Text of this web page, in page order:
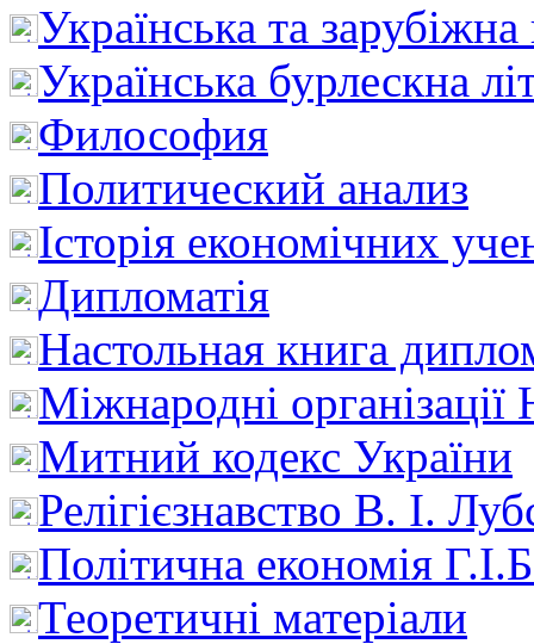
Українська та зарубіжна
Українська бурлескна
Философия
Политический анализ
Історія економічних
Дипломатія
Настольная книга
Міжнародні
Митний кодекс України
Релігієзнавство В. І.
Політична економія
Теоретичні матеріали